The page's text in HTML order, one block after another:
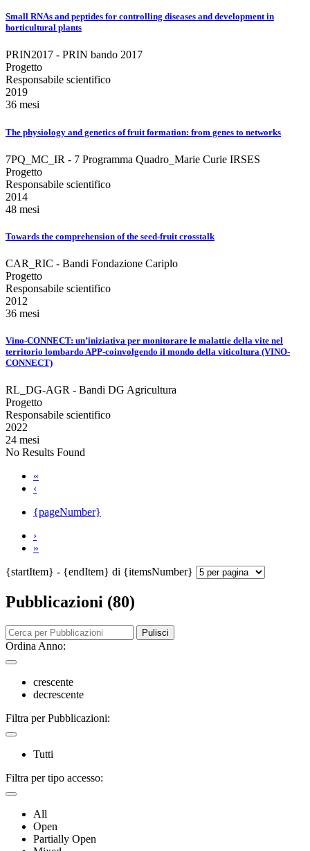
Small RNAs and peptides for controlling diseases and development in
horticultural plants
PRIN2017 - PRIN bando 2017
Progetto
Responsabile scientifico
2019
36 mesi
The physiology and genetics of fruit formation: from genes to networks
7PQ_MC_IR - 7 Programma Quadro_Marie Curie IRSES
Progetto
Responsabile scientifico
2014
48 mesi
Towards the comprehension of the seed-fruit crosstalk
CAR_RIC - Bandi Fondazione Cariplo
Progetto
Responsabile scientifico
2012
36 mesi
Vino-CONNECT: un’iniziativa per monitorare le malattie della vite nel
territorio lombardo APP-coinvolgendo il mondo della viticoltura (VINO-
CONNECT)
RL_DG-AGR - Bandi DG Agricultura
Progetto
Responsabile scientifico
2022
24 mesi
No Results Found
«
‹
{pageNumber}
›
»
{startItem} - {endItem} di {itemsNumber}
Pubblicazioni (80)
Pulisci
Ordina Anno:
crescente
decrescente
Filtra per Pubblicazioni:
Tutti
Filtra per tipo accesso:
All
Open
Partially Open